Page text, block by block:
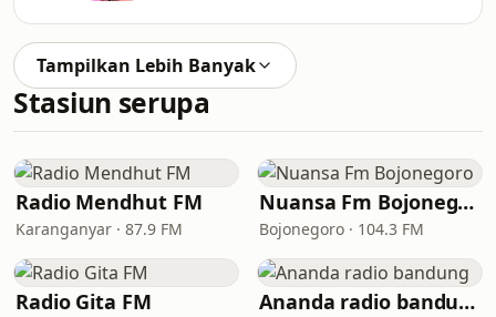
Tampilkan Lebih Banyak
Stasiun serupa
Radio Mendhut FM
Karanganyar · 87.9 FM
Nuansa Fm Bojonegoro
Bojonegoro · 104.3 FM
Radio Gita FM Ananda radio bandung